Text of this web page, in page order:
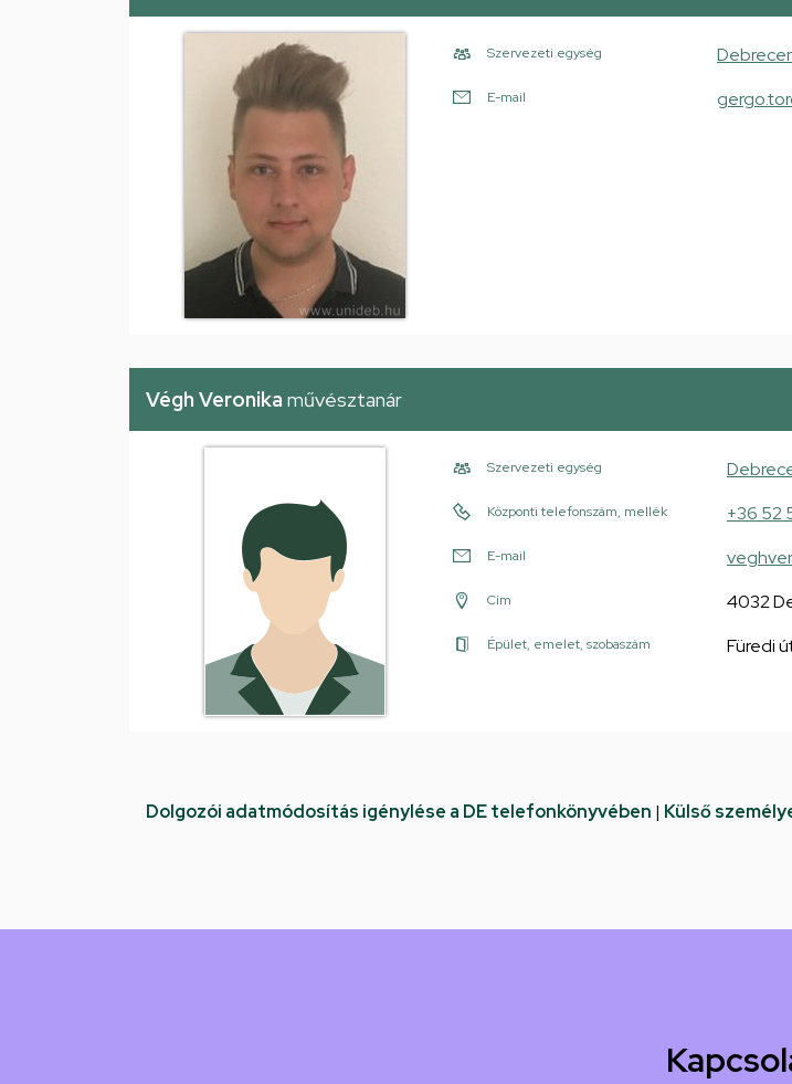
Szervezeti egység
E-mail
Végh Veronika művésztanár
Szervezeti egység
Központi telefonszám, mellék +36 52
E-mail
Cím 4032
Épület, emelet, szobaszám Füredi
Dolgozói adatmódosítás igénylése a DE telefonkönyvében | Külső